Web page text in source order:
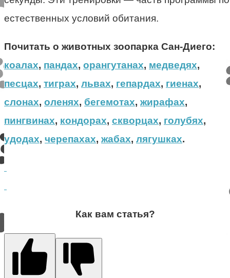
естественных условий обитания.
Почитать о животных зоопарка Сан-Диего:
коалах, пандах, орангутанах, медведях,
песцах, тиграх, львах, гепардах, гиенах,
слонах, оленях, бегемотах, жирафах,
пингвинах, кондорах, скворцах, голубях,
удодах, черепахах, жабах, лягушках.
Как вам статья?